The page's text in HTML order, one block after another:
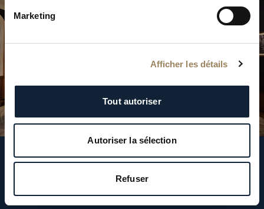
Marketing
Afficher les détails
Tout autoriser
Autoriser la sélection
Refuser
Suivez-nous